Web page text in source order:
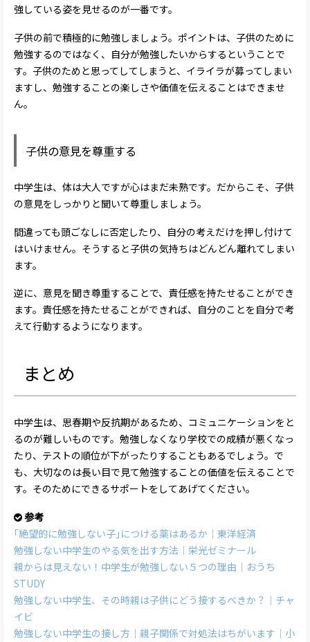
強している姿を見せるのが一番です。
子供の前で積極的に勉強しましょう。ポイントは、子供のために
勉強するのではなく、自分が勉強したいからするということで
す。子供のためと思ってしてしまうと、イライラが募ってしまい
ますし、勉強することの楽しさや価値を伝えることはできませ
ん。
子供の意見を尊重する
中学生は、体は大人ですが心はまだ未熟です。だからこそ、子供
の意見をしっかりと聞いて尊重しましょう。
間違っても頭ごなしに否定したり、自分の考えだけを押し付けて
はいけません。そうすると子供の気持ちはどんどん離れてしまい
ます。
逆に、意見を聞き尊重することで、責任感を持たせることができ
ます。責任感を持たせることができれば、自分のことを自分で考
えて行動するようになります。
まとめ
中学生は、思春期や反抗期があるため、コミュニケーションをと
るのが難しいものです。勉強しなくなり学校での成績が悪くなっ
たり、テストの順位が下がったりすることもあるでしょう。で
も、大切なのは長い目で見て勉強することの価値を伝えることで
す。そのためにできるサポートをしてあげてください。
参考
｢絶望的に勉強しない子｣につける薬はあるか｜東洋経済
勉強しない中学生のやる気を出す方法｜栄光ゼミナール
親からは見えない！中学生が勉強しない５つの理由｜おうち
STUDY
勉強しない中学生、その時親は子供にどう接するべきか？｜チャ
イビ
勉強しない中学生の接し方｜親子関係で対処法はちがいます｜小